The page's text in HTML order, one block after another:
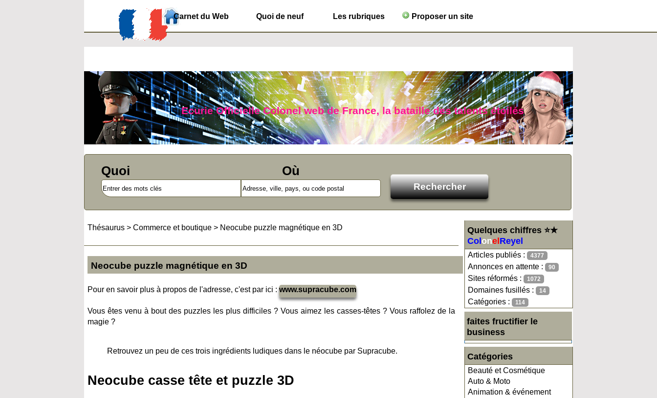
Carnet du Web Quoi de neuf Les rubriques Proposer un site
Ecurie Officielle Colonel web de France, la bataille des talents étoilés
Quoi Où
Quelques chiffres ⭐★
Col onel Reyel
Articles publiés : 4377
Annonces en attente : 90
Sites réformés : 1072
Domaines fusillés : 14
Catégories : 114
faites fructifier le
business
Catégories
Beauté et Cosmétique
Auto & Moto
Animation & événement
Thésaurus > Commerce et boutique > Neocube puzzle magnétique en 3D
Neocube puzzle magnétique en 3D
Pour en savoir plus à propos de l'adresse, c'est par ici :www.supracube.com
Vous êtes venu à bout des puzzles les plus difficiles ? Vous aimez les casses-têtes ? Vous raffolez de la
magie ?
Retrouvez un peu de ces trois ingrédients ludiques dans le néocube par Supracube.
Neocube casse tête et puzzle 3D